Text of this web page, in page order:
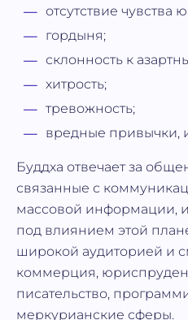
отсутствие чувства
гордыня;
склонность к
хитрость;
тревожность;
вредные привычки,
Буддха отвечает за
связанные с
массовой информации,
под влиянием этой
широкой аудиторией и
коммерция,
писательство,
меркурианские сферы.